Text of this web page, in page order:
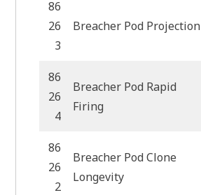
86
26
3
Breacher Pod Projection
86
26
4
Breacher Pod Rapid
Firing
86
26
2
Breacher Pod Clone
Longevity